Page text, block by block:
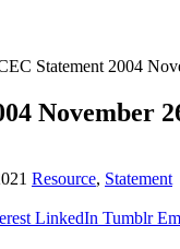
Statement 2004
November
Resource, Statement
LinkedIn Tumblr